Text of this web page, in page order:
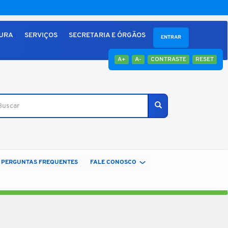
A+ A- CONTRASTE RESET
SERVIÇOS SECRETARIA E ÓRGÃOS
Buscar
ENTRAR
PERGUNTAS FREQUENTES FALE CONOSCO